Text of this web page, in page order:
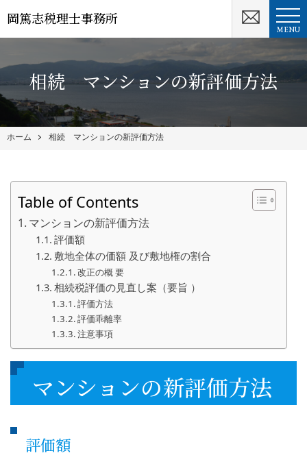
岡篤志税理士事務所
MENU
相続 マンションの新評価方法
ホーム 相続 マンションの新評価方法
Table of Contents
マンションの新評価方法
評価額
敷地全体の価額 及び敷地権の割合
改正の概 要
相続税評価の見直し案（要旨 ）
評価方法
評価乖離率
注意事項
マンションの新評価方法
評価額